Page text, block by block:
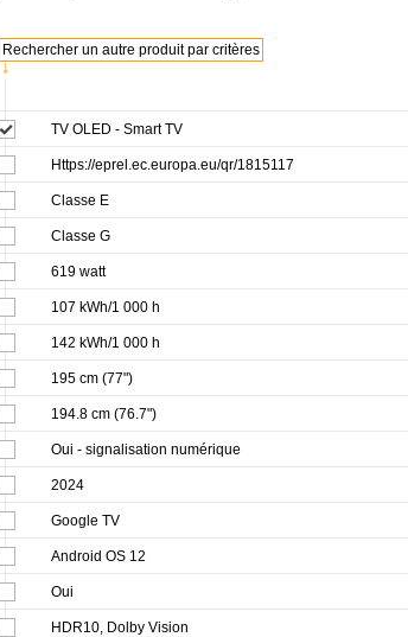
↓
Rechercher un autre produit par critères
TV OLED - Smart TV
Https://eprel.ec.europa.eu/qr/1815117
Classe E
Classe G
619 watt
107 kWh/1 000 h
142 kWh/1 000 h
195 cm (77")
194.8 cm (76.7")
Oui - signalisation numérique
2024
Google TV
Android OS 12
Oui
HDR10, Dolby Vision